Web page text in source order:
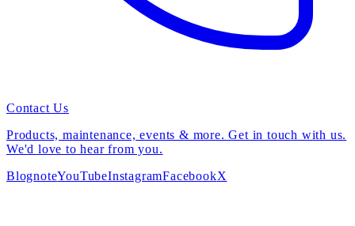
Contact Us
Products, maintenance, events & more. Get in touch with us.
We'd love to hear from you.
BlognoteYouTubeInstagramFacebookX